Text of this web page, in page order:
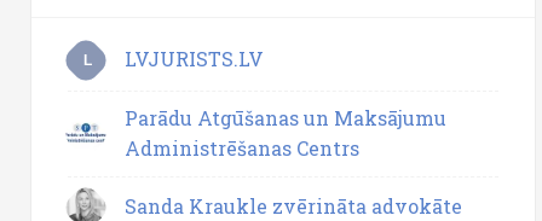
L LVJURISTS.LV
Parādu Atgūšanas un Maksājumu
Administrēšanas Centrs
Sanda Kraukle zvērināta advokāte